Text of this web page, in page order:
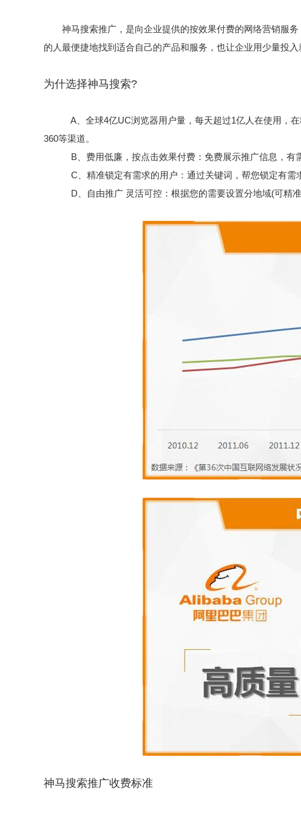
神马搜索推广，是向企业提供的按效果付费的网络营销服务
的人最便捷地找到适合自己的产品和服务，也让企业用少量投
为什选择神马搜索?
A、全球4亿UC浏览器用户量，每天超过1亿人在使用，在
360等渠道。
B、费用低廉，按点击效果付费：免费展示推广信息，有需
C、精准锁定有需求的用户：通过关键词，帮您锁定有需求
D、自由推广 灵活可控：根据您的需要设置分地域(可精准
神马搜索推广收费标准